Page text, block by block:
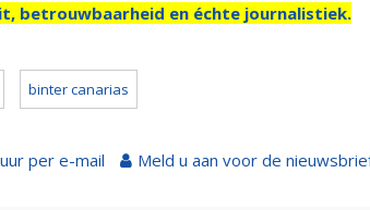
betrouwbaarheid en échte journalistiek.
binter canarias
per e-mail Meld u aan voor de